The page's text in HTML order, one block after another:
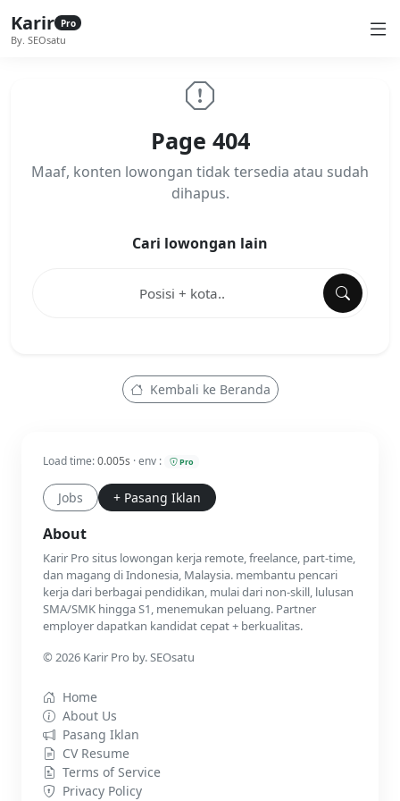
Karir Pro
By. SEOsatu
Page 404
Maaf, konten lowongan tidak tersedia atau sudah
dihapus.
Cari lowongan lain
Kembali ke Beranda
Load time:0.005s · env : Pro
Jobs + Pasang Iklan
About
Karir Pro situs lowongan kerja remote, freelance, part-time,
dan magang di Indonesia, Malaysia. membantu pencari
kerja dari berbagai pendidikan, mulai dari non-skill, lulusan
SMA/SMK hingga S1, menemukan peluang. Partner
employer dapatkan kandidat cepat + berkualitas.
© 2026 Karir Pro by. SEOsatu
Home
About Us
Pasang Iklan
CV Resume
Terms of Service
Privacy Policy